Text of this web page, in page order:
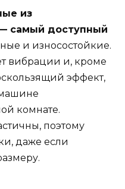
из
самый доступный
и износостойкие.
вибрации и, кроме
эффект,
комнате.
поэтому
даже если